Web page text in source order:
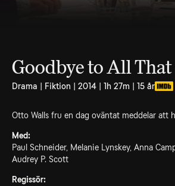
Goodbye to All That
Drama | Fiktion | 2014 | 1h 27m | 15 år
Otto Walls fru en dag oväntat meddelar att
Med:
Paul Schneider, Melanie Lynskey, Anna
Audrey P. Scott
Regissör: